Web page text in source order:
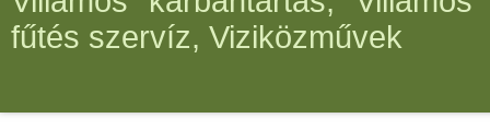
fűtés szervíz, Viziközművek